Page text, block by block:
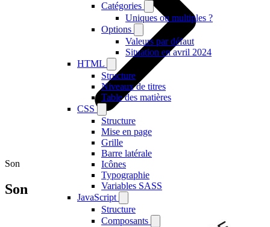
Catégories
Uniques ou multiples ?
Options
Valeurs par défaut
Situation en avril 2024
HTML
Structure
Niveaux de titres
Table des matières
CSS
Structure
Mise en page
Grille
Barre latérale
Icônes
Typographie
Variables SASS
JavaScript
Structure
Composants
Son
Son